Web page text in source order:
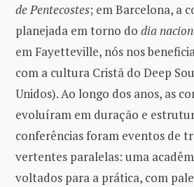
de Pentecostes; em Barcelona, ​​a
planejada em torno do dia
em Fayetteville, nós nos
com a cultura Cristã do Deep
Unidos). Ao longo dos anos, as
evoluíram em duração e
conferências foram eventos de
vertentes paralelas: uma
voltados para a prática, com